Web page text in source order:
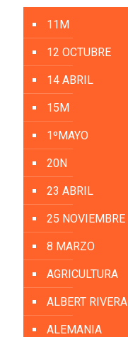
11M
12 OCTUBRE
14 ABRIL
15M
1ºMAYO
20N
23 ABRIL
25 NOVIEMBRE
8 MARZO
AGRICULTURA
ALBERT RIVERA
ALEMANIA